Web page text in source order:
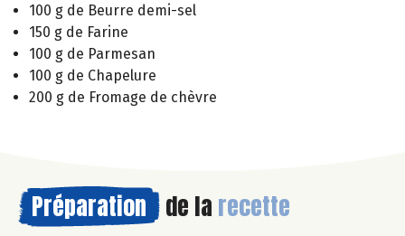
100 g de Beurre demi-sel
150 g de Farine
100 g de Parmesan
100 g de Chapelure
200 g de Fromage de chèvre
Préparation de la recette